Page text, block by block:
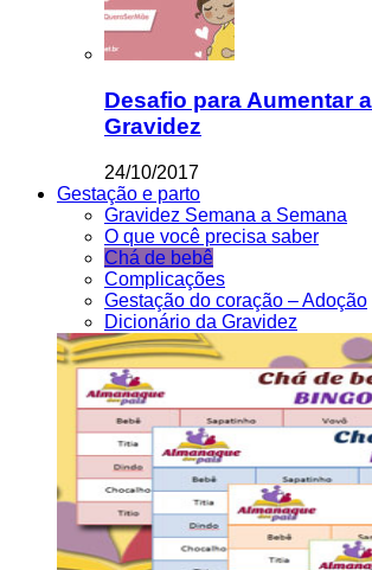
Desafio para Aumentar
Gravidez
24/10/2017
Gestação e parto
Gravidez Semana a Semana
O que você precisa saber
Chá de bebê
Complicações
Gestação do coração – Adoção
Dicionário da Gravidez